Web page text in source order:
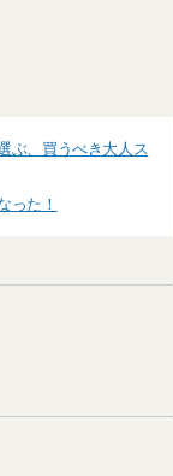
ぶ、買うべき大人ス
った！